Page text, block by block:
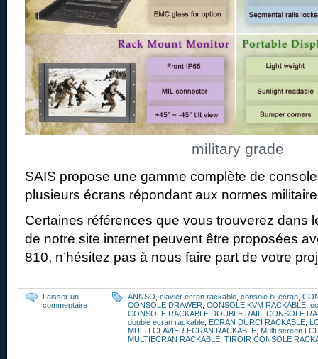
military grade
SAIS propose une gamme complète de
plusieurs écrans répondant aux normes
Certaines références que vous trouverez dans
de notre site internet peuvent être proposées
810, n’hésitez pas à nous faire part de votre
Laisser un
commentaire
ANNSO clavier écran rackable console bi-ecran
CONSOLE DRAWER CONSOLE KVM RACKABLE
CONSOLE RACKABLE DOUBLE RAIL
CONSOLE
double ecran rackable ECRAN DURCI RACKABLE
MULTI CLAVIER ECRAN RACKABLE Multi screen
MULTIECRAN RACKABLE TIROIR CONSOLE